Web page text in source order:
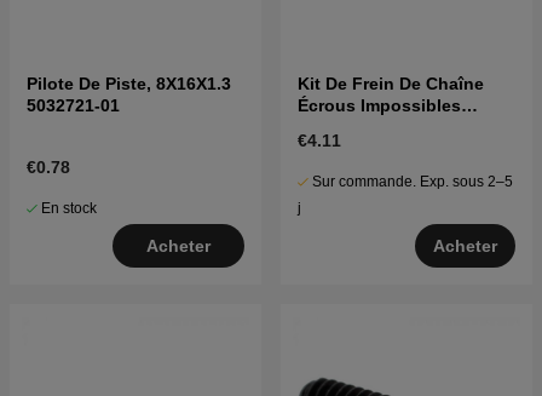
Pilote De Piste, 8X16X1.3
5032721-01
€0.78
En stock
Acheter
Kit De Frein De Chaîne
Écrous Impossibles
€4.11
Sur commande. Exp. sous 2–5
j
Acheter